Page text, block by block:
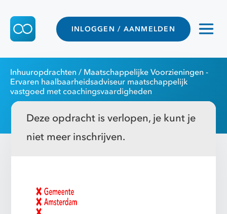
INLOGGEN / AANMELDEN
Inhuuropdrachten / Maatschappelijke Voorzieningen -
Ervaren haalbaarheidsadviseur maatschappelijk
vastgoed met coachingsvaardigheden
Deze opdracht is verlopen, je kunt je
niet meer inschrijven.